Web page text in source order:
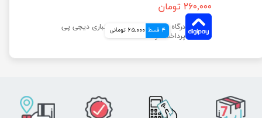
۲۶۰,۰۰۰ تومان
4 قسط 65,000 تومانی